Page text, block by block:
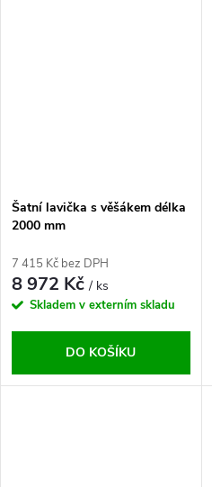
Šatní lavička s věšákem délka
2000 mm
7 415 Kč bez DPH
8 972 Kč/ ks
Skladem v externím skladu
DO KOŠÍKU